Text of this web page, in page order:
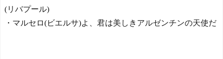
(リバプール)
・マルセロ(ビエルサ)よ、君は美しきアルゼンチンの天使だ